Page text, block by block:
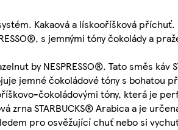
Kakaová a lískooříšková příchuť.
s jemnými tóny čokolády a
by NESPRESSO®. Tato směs káv
jemné čokoládové tóny s bohatou
čokoládovými tóny, která je
zrna STARBUCKS® Arabica a je
pro osvěžující chuť nebo si